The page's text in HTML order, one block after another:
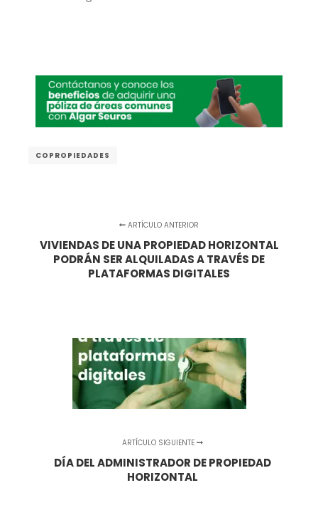
COPROPIEDADES
ARTÍCULO ANTERIOR
VIVIENDAS DE UNA PROPIEDAD HORIZONTAL
PODRÁN SER ALQUILADAS A TRAVÉS DE
PLATAFORMAS DIGITALES
ARTÍCULO SIGUIENTE
DÍA DEL ADMINISTRADOR DE PROPIEDAD
HORIZONTAL